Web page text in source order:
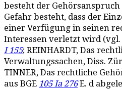
besteht der
Gefahr besteht, dass der
einer Verfügung in seinen
Interessen verletzt wird (vgl.
I 155; REINHARDT, Das
Verwaltungssachen, Diss.
TINNER, Das rechtliche
aus BGE 105 Ia 276E. d